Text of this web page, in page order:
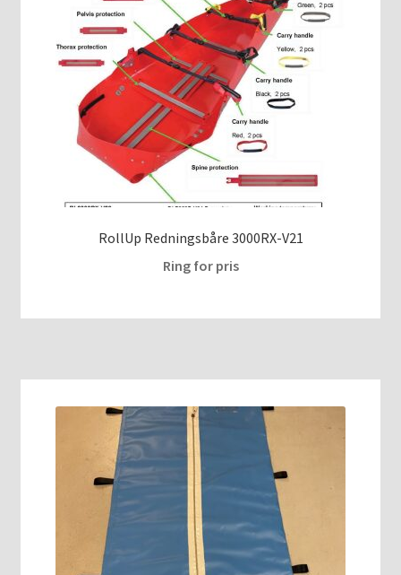
RollUp Redningsbåre 3000RX-V21
Ring for pris